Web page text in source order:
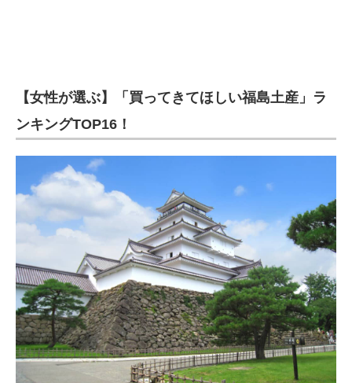
【女性が選ぶ】「買ってきてほしい福島土産」ラ
ンキングTOP16！